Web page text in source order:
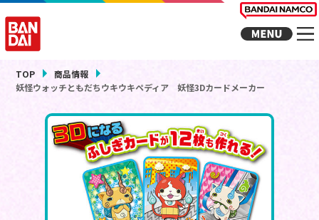
TOP
商品情報
妖怪ウォッチともだちウキウキペディア 妖怪3Dカードメーカー